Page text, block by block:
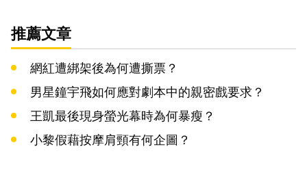
推薦文章
網紅遭綁架後為何遭撕票？
男星鐘宇飛如何應對劇本中的親密戲要求？
王凱最後現身螢光幕時為何暴瘦？
小黎假藉按摩肩頸有何企圖？